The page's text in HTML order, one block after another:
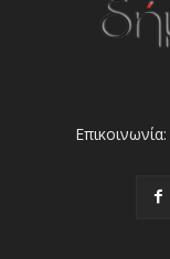
Επικοινωνία: